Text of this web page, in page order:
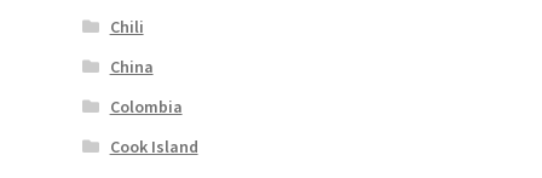
Chili
China
Colombia
Cook Island